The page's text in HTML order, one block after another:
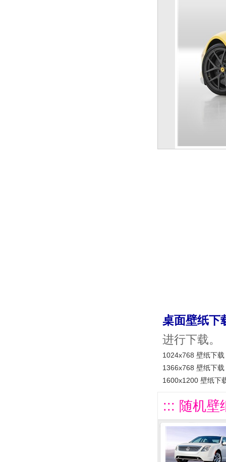
桌面壁纸下
进行下载。
1024x768 壁纸下载
1366x768 壁纸下载
1600x1200 壁纸下
::: 随机壁